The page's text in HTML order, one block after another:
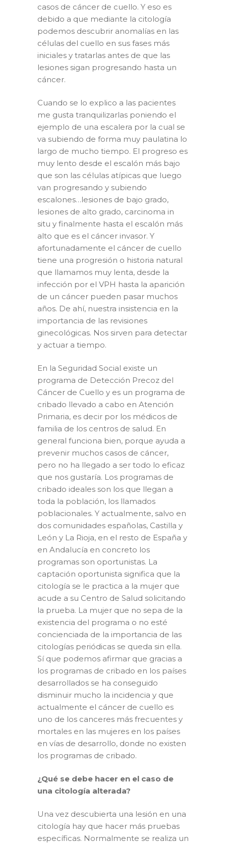
casos de cáncer de cuello. Y eso es
debido a que mediante la citología
podemos descubrir anomalías en las
células del cuello en sus fases más
iniciales y tratarlas antes de que las
lesiones sigan progresando hasta un
cáncer.
Cuando se lo explico a las pacientes
me gusta tranquilizarlas poniendo el
ejemplo de una escalera por la cual se
va subiendo de forma muy paulatina lo
largo de mucho tiempo. El progreso es
muy lento desde el escalón más bajo
que son las células atípicas que luego
van progresando y subiendo
escalones…lesiones de bajo grado,
lesiones de alto grado, carcinoma in
situ y finalmente hasta el escalón más
alto que es el cáncer invasor. Y
afortunadamente el cáncer de cuello
tiene una progresión o historia natural
que llamamos muy lenta, desde la
infección por el VPH hasta la aparición
de un cáncer pueden pasar muchos
años. De ahí, nuestra insistencia en la
importancia de las revisiones
ginecológicas. Nos sirven para detectar
y actuar a tiempo.
En la Seguridad Social existe un
programa de Detección Precoz del
Cáncer de Cuello y es un programa de
cribado llevado a cabo en Atención
Primaria, es decir por los médicos de
familia de los centros de salud. En
general funciona bien, porque ayuda a
prevenir muchos casos de cáncer,
pero no ha llegado a ser todo lo eficaz
que nos gustaría. Los programas de
cribado ideales son los que llegan a
toda la población, los llamados
poblacionales. Y actualmente, salvo en
dos comunidades españolas, Castilla y
León y La Rioja, en el resto de España y
en Andalucía en concreto los
programas son oportunistas. La
captación oportunista significa que la
citología se le practica a la mujer que
acude a su Centro de Salud solicitando
la prueba. La mujer que no sepa de la
existencia del programa o no esté
concienciada de la importancia de las
citologías periódicas se queda sin ella.
Sí que podemos afirmar que gracias a
los programas de cribado en los países
desarrollados se ha conseguido
disminuir mucho la incidencia y que
actualmente el cáncer de cuello es
uno de los canceres más frecuentes y
mortales en las mujeres en los países
en vías de desarrollo, donde no existen
los programas de cribado.
¿Qué se debe hacer en el caso de
una citología alterada?
Una vez descubierta una lesión en una
citología hay que hacer más pruebas
específicas. Normalmente se realiza un